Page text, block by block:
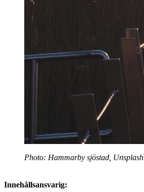
Photo: Hammarby sjöstad, Unsplash
Innehållsansvarig: